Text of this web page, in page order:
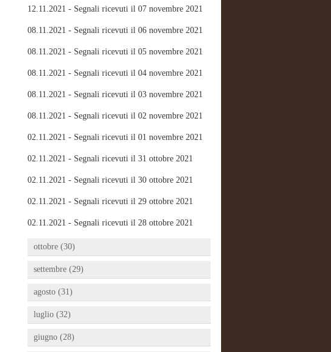
12.11.2021 - Segnali ricevuti il 07 novembre 2021
08.11.2021 - Segnali ricevuti il 06 novembre 2021
08.11.2021 - Segnali ricevuti il 05 novembre 2021
08.11.2021 - Segnali ricevuti il 04 novembre 2021
08.11.2021 - Segnali ricevuti il 03 novembre 2021
08.11.2021 - Segnali ricevuti il 02 novembre 2021
02.11.2021 - Segnali ricevuti il 01 novembre 2021
02.11.2021 - Segnali ricevuti il 31 ottobre 2021
02.11.2021 - Segnali ricevuti il 30 ottobre 2021
02.11.2021 - Segnali ricevuti il 29 ottobre 2021
02.11.2021 - Segnali ricevuti il 28 ottobre 2021
ottobre (30)
settembre (29)
agosto (31)
luglio (32)
giugno (28)